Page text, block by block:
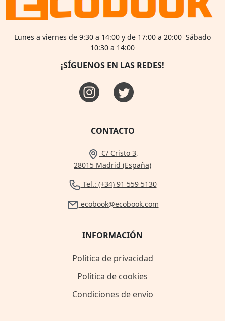
Lunes a viernes de 9:30 a 14:00 y de 17:00 a 20:00 Sábado
10:30 a 14:00
¡SÍGUENOS EN LAS REDES!
CONTACTO
C/ Cristo 3,
28015 Madrid (España)
Tel.: (+34) 91 559 5130
ecobook@ecobook.com
INFORMACIÓN
Política de privacidad
Política de cookies
Condiciones de envío